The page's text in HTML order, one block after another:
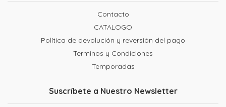
Contacto
CATALOGO
Política de devolución y reversión del pago
Terminos y Condiciones
Temporadas
Suscríbete a Nuestro Newsletter